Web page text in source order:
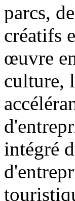
parcs,
créatifs
œuvre
culture,
intégré